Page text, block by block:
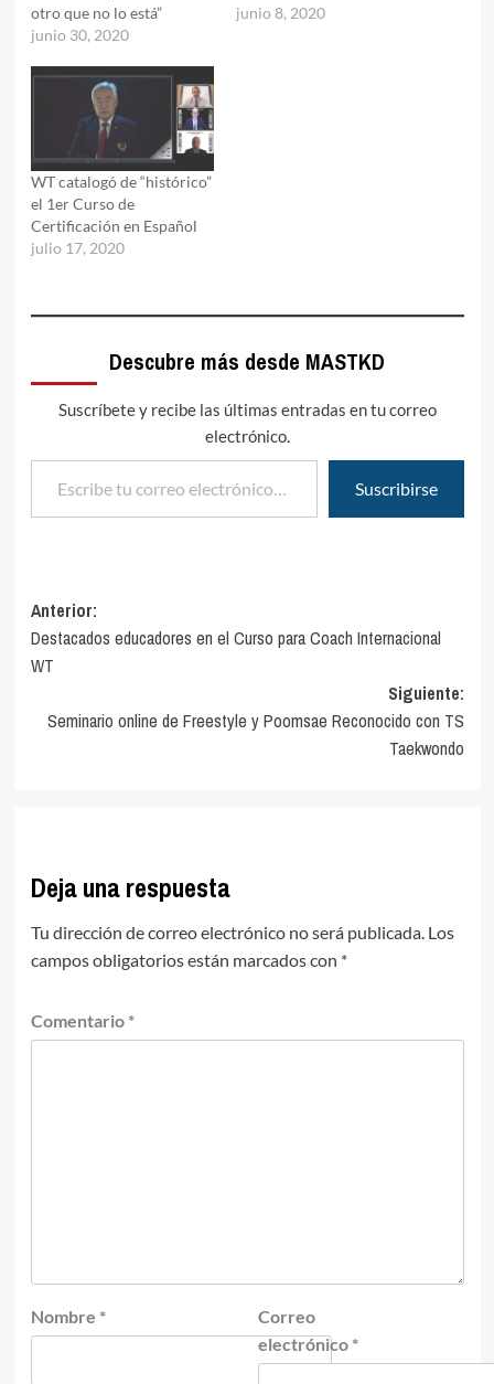
otro que no lo está”
junio 30, 2020
junio 8, 2020
WT catalogó de “histórico”
el 1er Curso de
Certificación en Español
julio 17, 2020
Descubre más desde MASTKD
Suscríbete y recibe las últimas entradas en tu correo
electrónico.
Escribe tu correo electrónico…
Suscribirse
Navegación
de
entradas
Anterior:
Destacados educadores en el Curso para Coach Internacional
WT
Siguiente:
Seminario online de Freestyle y Poomsae Reconocido con TS
Taekwondo
Deja una respuesta
Tu dirección de correo electrónico no será publicada. Los
campos obligatorios están marcados con *
Comentario *
Nombre *
Correo
electrónico *